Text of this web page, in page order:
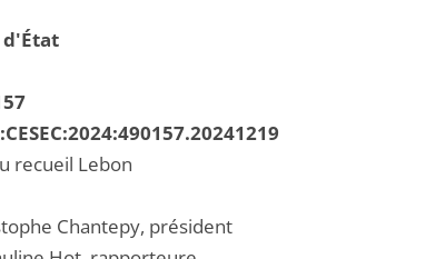
d'État
recueil Lebon
Chantepy, président